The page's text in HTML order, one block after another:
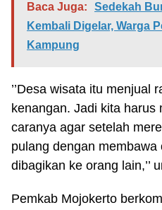
Baca Juga:
Sedekah
Kembali Digelar, Warga
Kampung
’’Desa wisata itu menjual
kenangan. Jadi kita harus
caranya agar setelah
pulang dengan
dibagikan ke orang lain,’’
Pemkab Mojokerto